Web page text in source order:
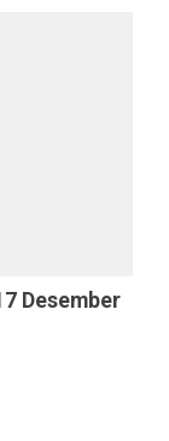
Desember